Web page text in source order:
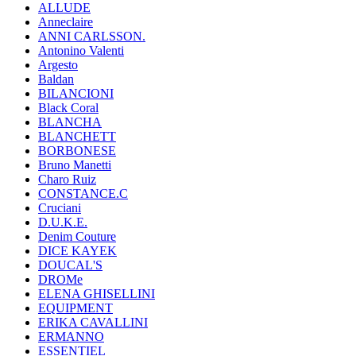
ALLUDE
Anneclaire
ANNI CARLSSON.
Antonino Valenti
Argesto
Baldan
BILANCIONI
Black Coral
BLANCHA
BLANCHETT
BORBONESE
Bruno Manetti
Charo Ruiz
CONSTANCE.C
Cruciani
D.U.K.E.
Denim Couture
DICE KAYEK
DOUCAL'S
DROMe
ELENA GHISELLINI
EQUIPMENT
ERIKA CAVALLINI
ERMANNO
ESSENTIEL